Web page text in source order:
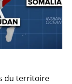
du territoire